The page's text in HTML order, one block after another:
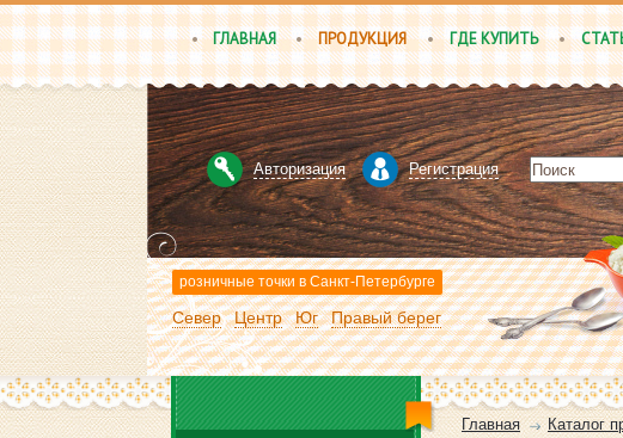
ГЛАВНАЯ ПРОДУКЦИЯ ГДЕ КУПИТЬ
Авторизация Регистрация
розничные точки в Санкт-Петербурге
Север Центр Юг Правый берег
Главная Каталог